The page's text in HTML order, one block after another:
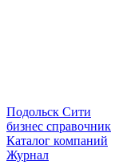
Подольск Сити
бизнес справочник
Каталог компаний
Журнал